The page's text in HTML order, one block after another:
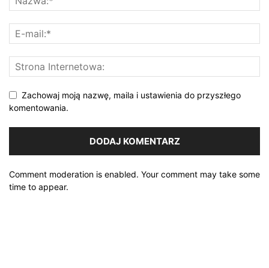
Zachowaj moją nazwę, maila i ustawienia do przyszłego
komentowania.
Comment moderation is enabled. Your comment may take some
time to appear.